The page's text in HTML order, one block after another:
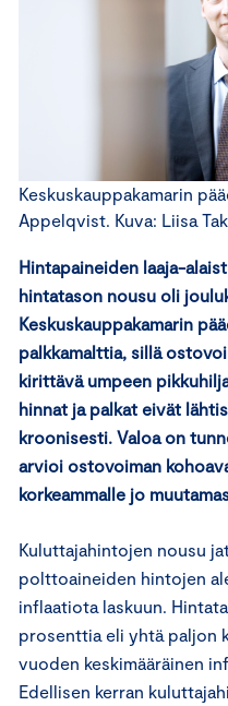
Keskuskauppakamarin
Appelqvist. Kuva: Liisa
Hintapaineiden laaja-
hintatason nousu oli
Keskuskauppakamarin
palkkamalttia, sillä
kirittävä umpeen
hinnat ja palkat eivät
kroonisesti. Valoa on
arvioi ostovoiman
korkeammalle jo
Kuluttajahintojen nousu
polttoaineiden hintojen
inflaatiota laskuun.
prosenttia eli yhtä paljon
vuoden keskimääräinen
Edellisen kerran